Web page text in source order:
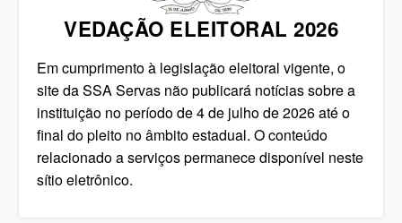
VEDAÇÃO ELEITORAL 2026
Em cumprimento à legislação eleitoral vigente, o
site da SSA Servas não publicará notícias sobre a
instituição no período de 4 de julho de 2026 até o
final do pleito no âmbito estadual. O conteúdo
relacionado a serviços permanece disponível neste
sítio eletrônico.